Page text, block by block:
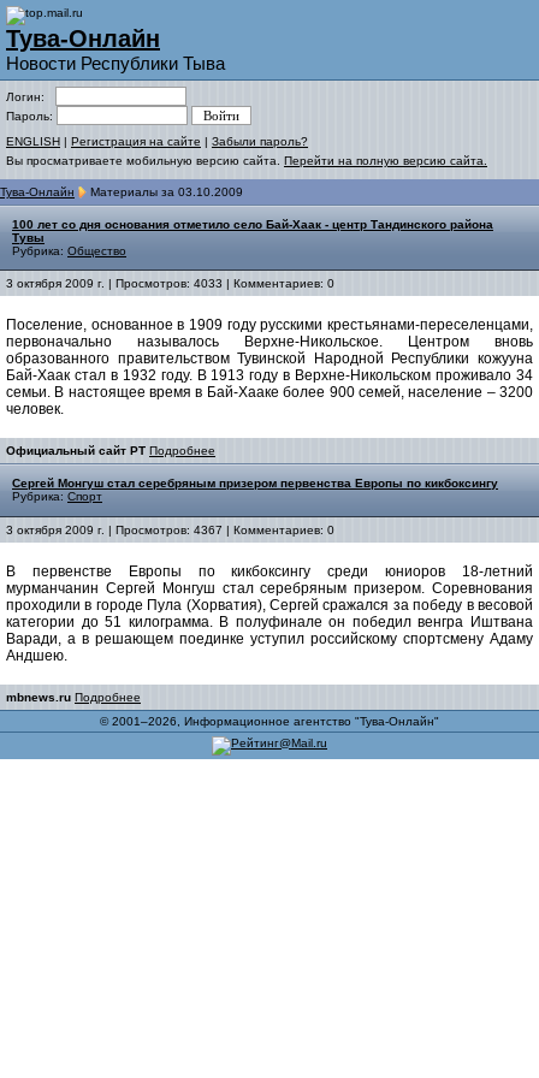
Тува-Онлайн
Новости Республики Тыва
Логин:
Пароль:
ENGLISH | Регистрация на сайте | Забыли пароль?
Вы просматриваете мобильную версию сайта. Перейти на полную версию сайта.
Тува-Онлайн Материалы за 03.10.2009
100 лет со дня основания отметило село Бай-Хаак - центр Тандинского района
Тувы
Рубрика: Общество
3 октября 2009 г. | Просмотров: 4033 | Комментариев: 0
Поселение, основанное в 1909 году русскими крестьянами-переселенцами,
первоначально называлось Верхне-Никольское. Центром вновь
образованного правительством Тувинской Народной Республики кожууна
Бай-Хаак стал в 1932 году. В 1913 году в Верхне-Никольском проживало 34
семьи. В настоящее время в Бай-Хааке более 900 семей, население – 3200
человек.
Официальный сайт РТ Подробнее
Сергей Монгуш стал серебряным призером первенства Европы по кикбоксингу
Рубрика: Спорт
3 октября 2009 г. | Просмотров: 4367 | Комментариев: 0
В первенстве Европы по кикбоксингу среди юниоров 18-летний
мурманчанин Сергей Монгуш стал серебряным призером. Соревнования
проходили в городе Пула (Хорватия), Сергей сражался за победу в весовой
категории до 51 килограмма. В полуфинале он победил венгра Иштвана
Варади, а в решающем поединке уступил российскому спортсмену Адаму
Андшею.
mbnews.ru Подробнее
© 2001–2026, Информационное агентство "Тува-Онлайн"